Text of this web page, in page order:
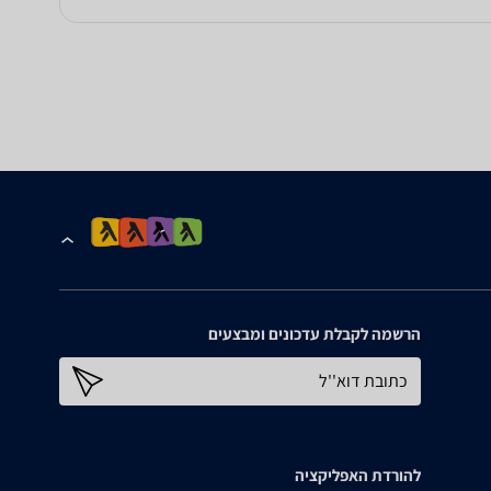
הרשמה לקבלת עדכונים ומבצעים
כתובת דוא''ל
להורדת האפליקציה